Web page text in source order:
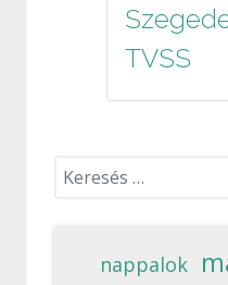
TVSS
Keresés...
nappalok